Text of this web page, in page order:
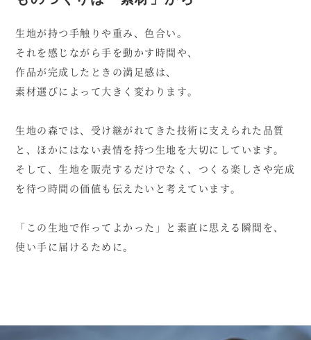
生地が持つ手触りや重み、色合い。
それを感じながら手を動かす時間や、
作品が完成したときの満足感は、
素材選びによって大きく変わります。
生地の森では、受け継がれてきた技術に支えられた品質
と、 ほかにはない表情を持つ生地を大切にしています。
そして、生地を販売するだけでなく、つくる楽しさや完成
を待つ時間の価値も伝えたいと考えています。
「この生地で作ってよかった」と素直に思える瞬間を、
使い手に届けるために。